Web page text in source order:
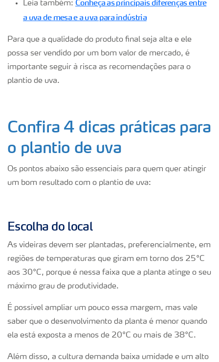
Leia também: Conheça as principais diferenças entre
a uva de mesa e a uva para indústria
Para que a qualidade do produto final seja alta e ele
possa ser vendido por um bom valor de mercado, é
importante seguir à risca as recomendações para o
plantio de uva.
Confira 4 dicas práticas para
o plantio de uva
Os pontos abaixo são essenciais para quem quer atingir
um bom resultado com o plantio de uva:
Escolha do local
As videiras devem ser plantadas, preferencialmente, em
regiões de temperaturas que giram em torno dos 25°C
aos 30°C, porque é nessa faixa que a planta atinge o seu
máximo grau de produtividade.
É possível ampliar um pouco essa margem, mas vale
saber que o desenvolvimento da planta é menor quando
ela está exposta a menos de 20°C ou mais de 38°C.
Além disso, a cultura demanda baixa umidade e um alto